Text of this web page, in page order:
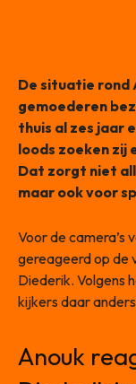
De situatie rond
gemoederen
thuis al zes jaar
loods zoeken zij
Dat zorgt niet
maar ook voor
Voor de camera’s
gereageerd op de
Diederik. Volgens
kijkers daar
Anouk